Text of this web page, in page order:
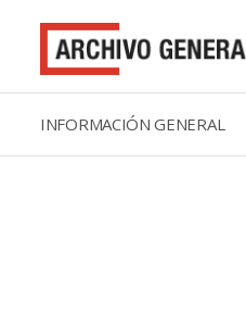
INFORMACIÓN GENERAL